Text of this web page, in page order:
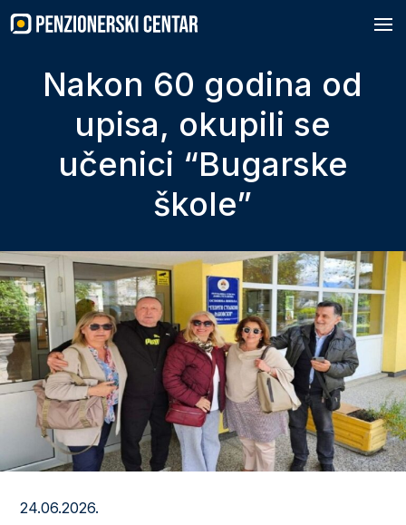
to
content
Nakon 60 godina od
upisa, okupili se
učenici “Bugarske
škole”
24.06.2026.